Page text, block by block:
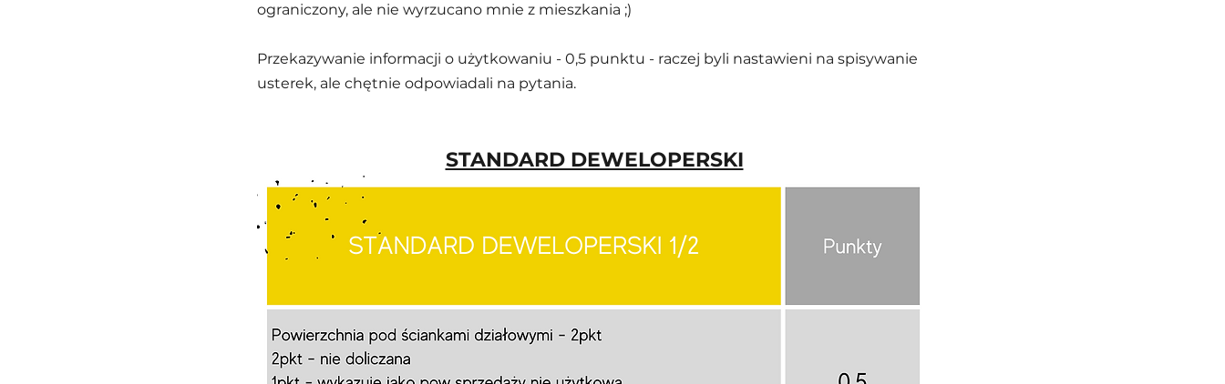
ograniczony, ale nie wyrzucano mnie z mieszkania ;)
Przekazywanie informacji o użytkowaniu - 0,5 punktu - raczej byli nastawieni na spisywanie
usterek, ale chętnie odpowiadali na pytania.
STANDARD DEWELOPERSKI